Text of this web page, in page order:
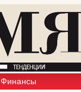
Финансы